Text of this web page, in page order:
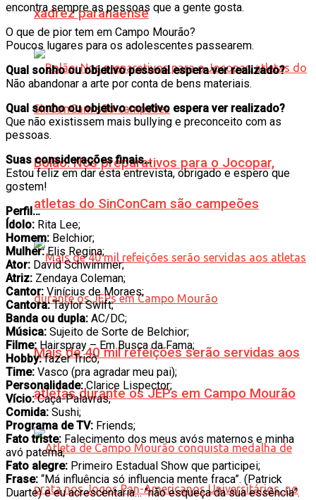
xadrez paranaense
Bolão: Nos preparativos para o Jocopar,
atletas do SinConCam são campeões
Mais de 40 mil refeições serão servidas aos
atletas durante os JEPs em Campo Mourão
encontra sempre as pessoas que a gente gosta.
O que de pior tem em Campo Mourão?
Poucos lugares para os adolescentes passearem.
Qual sonho ou objetivo pessoal espera ver realizado?
Não abandonar a arte por conta de bens materiais.
Qual sonho ou objetivo coletivo espera ver realizado?
Que não existissem mais bullying e preconceito com as
pessoas.
Suas considerações finais…
Estou feliz em dar esta entrevista, obrigado e espero que
gostem!
Perfil…
Ídolo: Rita Lee;
Homem: Belchior;
Mulher:Elis Regina;
Ator: David Schwimmer;
Atriz: Zendaya Coleman;
Cantor: Vinícius de Moraes;
Cantora:Taylor Swift;
Banda ou dupla: AC/DC;
Música: Sujeito de Sorte de Belchior;
Filme:Hairspray – Em Busca da Fama;
Hobby:fazer Tricô;
Time: Vasco (pra agradar meu pai);
Personalidade:Clarice Lispector;
Vício:Caça-Palavras;
Comida: Sushi;
Programa de TV: Friends;
Fato triste: Falecimento dos meus avós maternos e minha
avó paterna;
Fato alegre: Primeiro Estadual Show que participei;
Frase: “Má influência só influencia mente fraca”. (Patrick
Duarte) e eu acrescentaria… “não esqueça da sua essência”.